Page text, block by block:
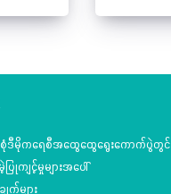
စုံဒီမိုကရေစီအထွေထွေရွေးကောက်ပွဲတွင်
ြုကျင့်မှုများအပေါ်
က်များ